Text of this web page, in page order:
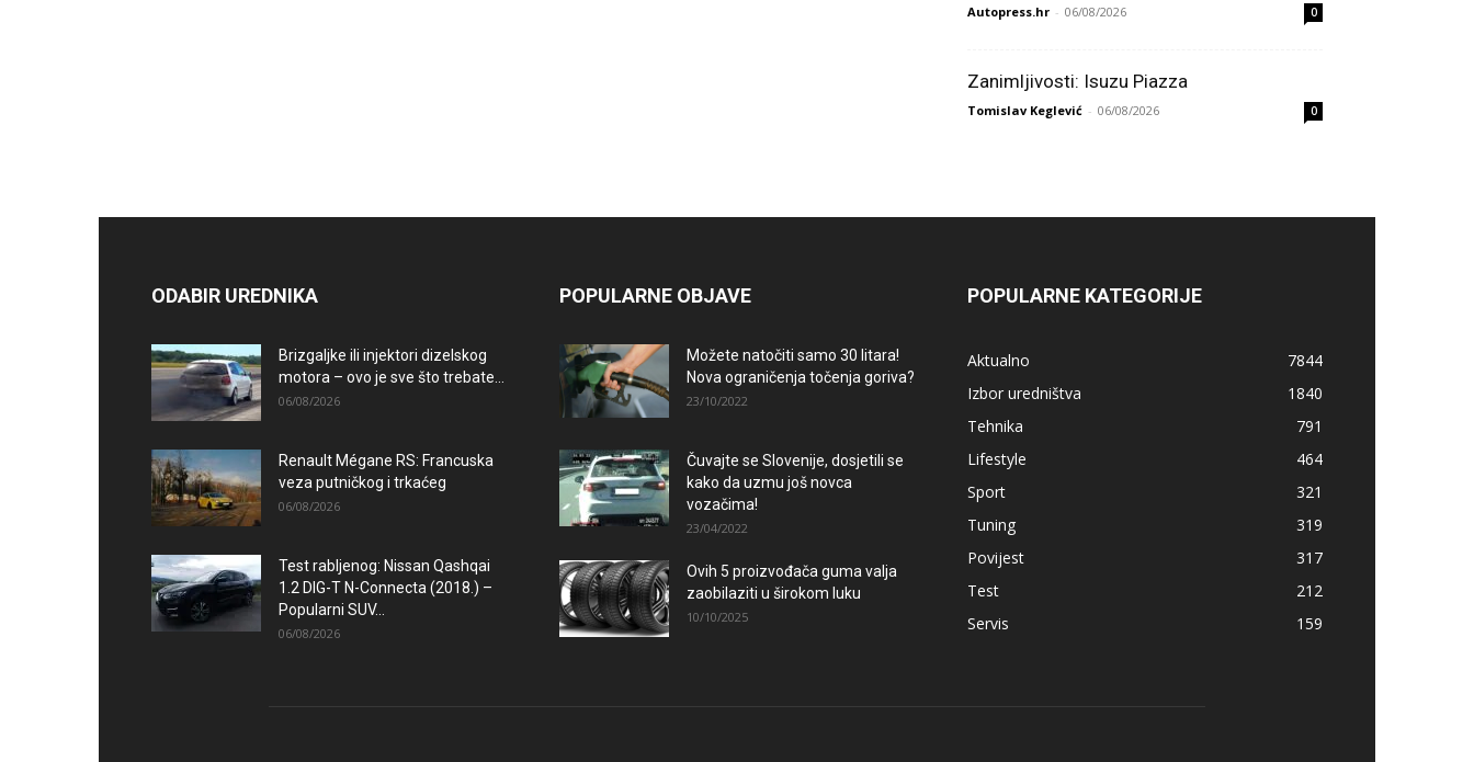
Autopress.hr - 06/08/2026 0
Zanimljivosti: Isuzu Piazza
Tomislav Keglević - 06/08/2026 0
ODABIR UREDNIKA
Brizgaljke ili injektori dizelskog
motora – ovo je sve što trebate...
06/08/2026
Renault Mégane RS: Francuska
veza putničkog i trkaćeg
06/08/2026
Test rabljenog: Nissan Qashqai
1.2 DIG-T N-Connecta (2018.) –
Popularni SUV...
06/08/2026
POPULARNE OBJAVE
Možete natočiti samo 30 litara!
Nova ograničenja točenja goriva?
23/10/2022
Čuvajte se Slovenije, dosjetili se
kako da uzmu još novca
vozačima!
23/04/2022
Ovih 5 proizvođača guma valja
zaobilaziti u širokom luku
10/10/2025
POPULARNE KATEGORIJE
Aktualno
7844
Izbor uredništva
1840
Tehnika
791
Lifestyle
464
Sport
321
Tuning
319
Povijest
317
Test
212
Servis
159